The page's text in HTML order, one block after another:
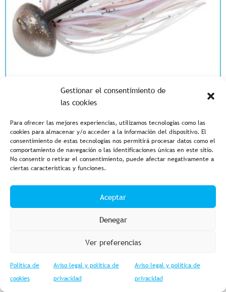
Gestionar el consentimiento de
las cookies
Para ofrecer las mejores experiencias, utilizamos tecnologías como las
cookies para almacenar y/o acceder a la información del dispositivo. El
consentimiento de estas tecnologías nos permitirá procesar datos como el
comportamiento de navegación o las identificaciones únicas en este sitio.
No consentir o retirar el consentimiento, puede afectar negativamente a
ciertas características y funciones.
Aceptar
Denegar
Ver preferencias
Política de
cookies
Aviso legal y política de
privacidad
Aviso legal y política de
privacidad